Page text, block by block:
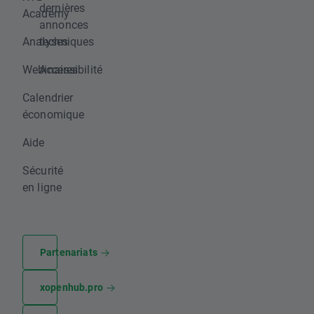
Academy
Analyses
Webinaires
Calendrier
économique
Aide
Sécurité
en ligne
dernières
annonces
techniques
Accessibilité
Partenariats
xopenhub.pro